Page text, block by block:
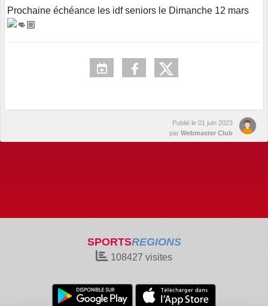
Prochaine échéance les idf seniors le Dimanche 12 mars
Publié le 01 juin 2023
par Webmaster Club
SPORTSREGIONS
108427 visites